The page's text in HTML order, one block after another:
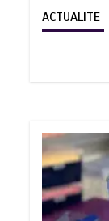
ACTUALITE